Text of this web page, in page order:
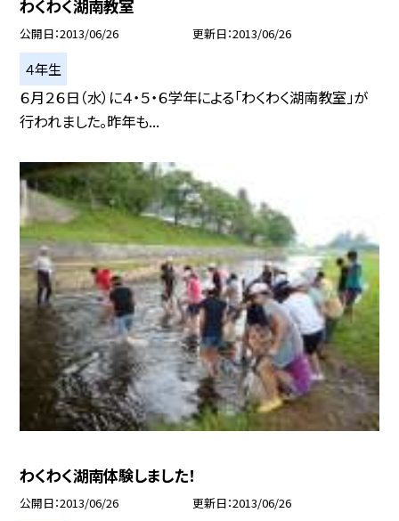
わくわく湖南教室
公開日 2013/06/26 更新日 2013/06/26
４年生
６月２６日（水）に４・５・６学年による「わくわく湖南教室」が
行われました。昨年も...
わくわく湖南体験しました！
公開日 2013/06/26 更新日 2013/06/26